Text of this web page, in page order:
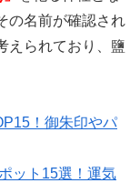
の名前が確認され
えられており、鹽
！御朱印やパ
ット15選！運気